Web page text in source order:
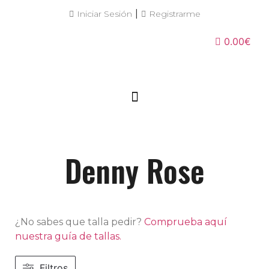
Iniciar Sesión Registrarme
0.00€
Denny Rose
¿No sabes que talla pedir? Comprueba aquí
nuestra guía de tallas.